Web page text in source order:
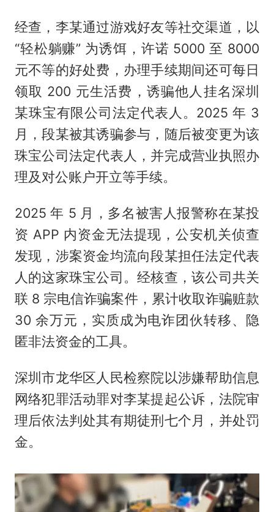
经查，李某通过游戏好友等社交渠道，以
“轻松躺赚” 为诱饵，许诺 5000 至 8000
元不等的好处费，办理手续期间还可每日
领取 200 元生活费，诱骗他人挂名深圳
某珠宝有限公司法定代表人。2025 年 3
月，段某被其诱骗参与，随后被变更为该
珠宝公司法定代表人，并完成营业执照办
理及对公账户开立等手续。
2025 年 5 月，多名被害人报警称在某投
资 APP 内资金无法提现，公安机关侦查
发现，涉案资金均流向段某担任法定代表
人的这家珠宝公司。经核查，该公司共关
联 8 宗电信诈骗案件，累计收取诈骗赃款
30 余万元，实质成为电诈团伙转移、隐
匿非法资金的工具。
深圳市龙华区人民检察院以涉嫌帮助信息
网络犯罪活动罪对李某提起公诉，法院审
理后依法判处其有期徒刑七个月，并处罚
金。